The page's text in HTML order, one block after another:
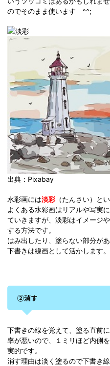
のでそのまま使います ^^;
出典：Pixabay
水彩画には淡彩 （たんさい）と
よくある水彩画はリアルや写実
ていきますが、淡彩はイメージ
する方法です。
はみ出したり、塗らない部分があ
下書きは線画として活かします。
②消す
下書きの線を覚えて、塗る直前
率が悪いので、１ミリほど内側
実的です。
消す理由は淡く塗るので下書き